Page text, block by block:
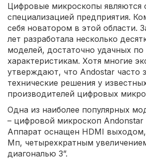
Цифровые микроскопы являются
специализацией предприятия.
себя новатором в этой области.
лет разработала несколько
моделей, достаточно удачных
характеристикам. Хотя многие
утверждают, что Andostar часто
технические решения у
производителей цифровых
Одна из наиболее популярных
– цифровой микроскоп Andonstar
Аппарат оснащен HDMI
Мп, четырехкратным
диагональю 3”.